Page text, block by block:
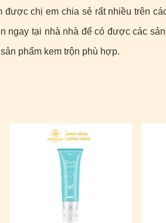
được chị em chia sẻ rất nhiều trên
ngay tại nhà nhà để có được các
phẩm kem trộn phù hợp.